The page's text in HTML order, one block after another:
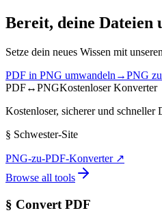
Bereit, deine Dateien
Setze dein neues Wissen mit
PDF in PNG umwandeln →PNG
PDF↔PNGKostenloser Konverter
Kostenloser, sicherer und
§ Schwester-Site
PNG-zu-PDF-Konverter↗
Browse all tools
§ Convert PDF